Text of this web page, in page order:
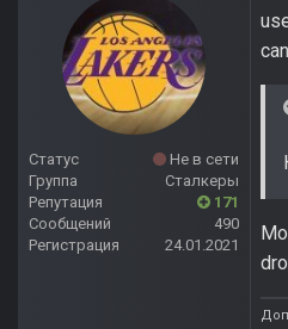
Статус
Не в сети
Группа
Сталкеры
Репутация
171
Сообщений
490
Регистрация
24.01.2021